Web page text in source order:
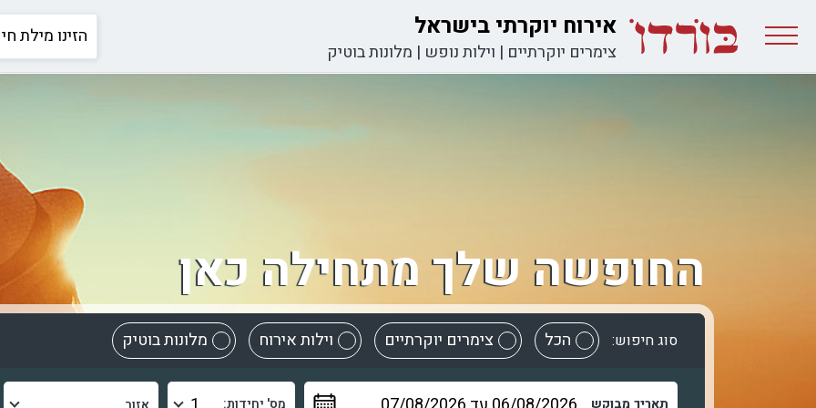
אירוח יוקרתי בישראל
צימרים יוקרתיים | וילות נופש | מלונות בוטיק
החופשה שלך מתחילה כאן
סוג חיפוש: הכל צימרים יוקרתיים וילות אירוח מלונות בוטיק
תאריך מבוקש מס' יחידות: